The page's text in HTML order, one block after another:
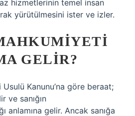
hizmetlerinin temel insan
yürütülmesini ister ve izler.
GELIR?
Kanunu’na göre beraat;
ve sanığın
anlamına gelir. Ancak sanığa